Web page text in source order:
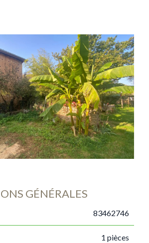
GÉNÉRALES
83462746
1 pièces